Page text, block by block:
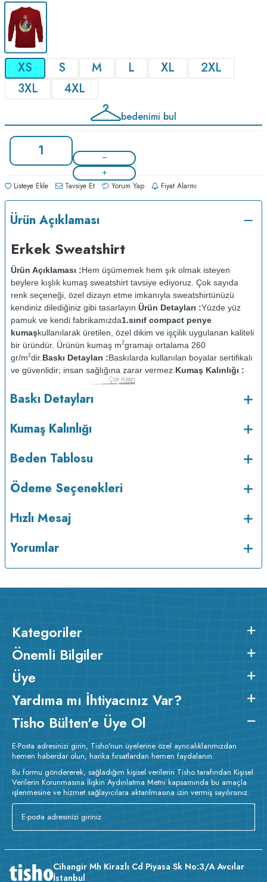
XS S M L XL
2XL
3XL
4XL
bedenimi bul
Listeye Ekle Tavsiye Et Yorum Yap Fiyat Alarmı
Ürün Açıklaması
Erkek Sweatshirt
Ürün Açıklaması :Hem üşümemek hem şık olmak isteyen
beylere kışlık kumaş sweatshirt tavsiye ediyoruz. Çok sayıda
renk seçeneği, özel dizayn etme imkanıyla sweatshirtünüzü
kendiniz dilediğiniz gibi tasarlayın. Ürün Detayları :Yüzde yüz
pamuk ve kendi fabrikamızda1.sınıf compact penye
kumaşkullanılarak üretilen, özel dikim ve işçilik uygulanan kaliteli
bir üründür. Ürünün kumaş m2gramajı ortalama 260
gr/m2dir. Baskı Detayları :Baskılarda kullanılan boyalar sertifikalı
ve güvenlidir; insan sağlığına zarar vermez. Kumaş Kalınlığı :
maksimum 30 ode ve tersten yıkanır.
Baskı Detayları
Kumaş Kalınlığı
Beden Tablosu
Ödeme Seçenekleri
Hızlı Mesaj
Yorumlar
Kategoriler
Önemli Bilgiler
Üye
Yardıma mı İhtiyacınız Var?
Tisho Bülten'e Üye Ol
E-Posta adresinizi girin, Tisho'nun üyelerine özel ayrıcalıklarımızdan
hemen haberdar olun, harika fırsatlardan hemen faydalanın.
Bu formu göndererek, sağladığım kişisel verilerin Tisho tarafından Kişisel
Verilerin Korunmasına İlişkin Aydınlatma Metni kapsamında bu amaçla
işlenmesine ve hizmet sağlayıcılara aktarılmasına izin vermiş sayılırsınız.
Cihangir Mh Kirazlı Cd Piyasa Sk No:3/A Avcılar
İstanbul